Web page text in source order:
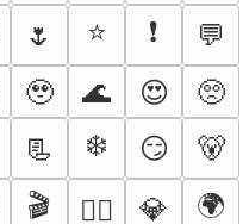
🌷 ⭐ ❗
💬
🥹 🌊 😍
🥺
📃 ❄️ 😏
🐻
🎬 🐦‍🔥 💎
🌍